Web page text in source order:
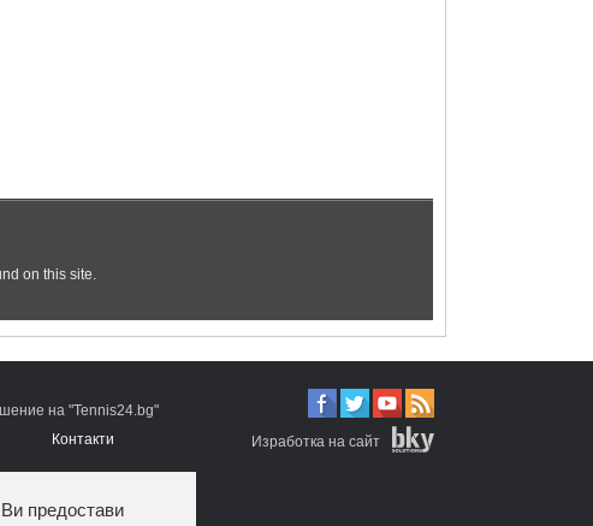
на "Tennis24.bg"
Контакти Изработка на сайт
предостави